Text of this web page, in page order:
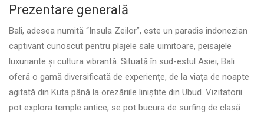
Prezentare generală
Bali, adesea numită “Insula Zeilor”, este un paradis indonezian
captivant cunoscut pentru plajele sale uimitoare, peisajele
luxuriante și cultura vibrantă. Situată în sud-estul Asiei, Bali
oferă o gamă diversificată de experiențe, de la viața de noapte
agitată din Kuta până la orezăriile liniștite din Ubud. Vizitatorii
pot explora temple antice, se pot bucura de surfing de clasă